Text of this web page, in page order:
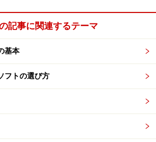
記事に関連するテーマ
基本
フトの選び方